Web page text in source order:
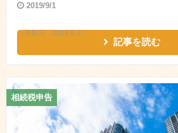
2019/9/1
（更新日：2019.9.2）
記事を読む
相続税申告